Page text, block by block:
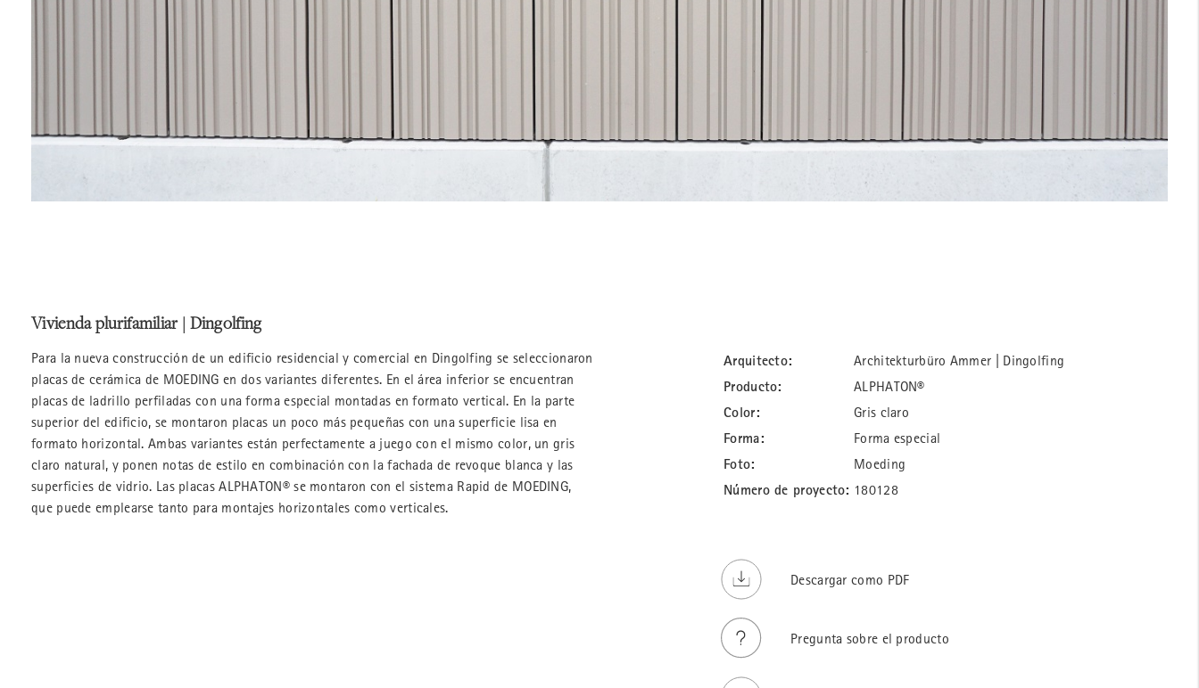
Vivienda plurifamiliar | Dingolfing
Para la nueva construcción de un edificio residencial y comercial en Dingolfing se seleccionaron
placas de cerámica de MOEDING en dos variantes diferentes. En el área inferior se encuentran
placas de ladrillo perfiladas con una forma especial montadas en formato vertical. En la parte
superior del edificio, se montaron placas un poco más pequeñas con una superficie lisa en
formato horizontal. Ambas variantes están perfectamente a juego con el mismo color, un gris
claro natural, y ponen notas de estilo en combinación con la fachada de revoque blanca y las
superficies de vidrio. Las placas ALPHATON® se montaron con el sistema Rapid de MOEDING,
que puede emplearse tanto para montajes horizontales como verticales.
Arquitecto: Architekturbüro Ammer | Dingolfing
Producto: ALPHATON®
Color: Gris claro
Forma: Forma especial
Foto: Moeding
Número de proyecto: 180128
Descargar como PDF
Pregunta sobre el producto